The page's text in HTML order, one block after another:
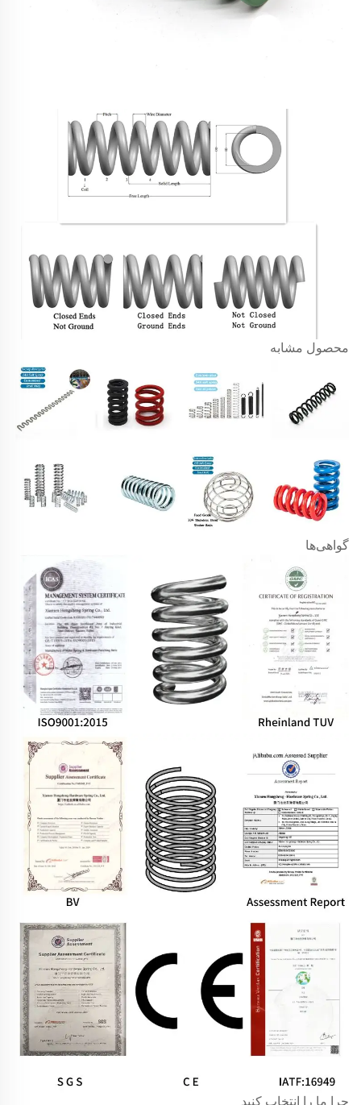
محصول مشابه
گواهی‌ها
چرا ما را انتخاب کنید